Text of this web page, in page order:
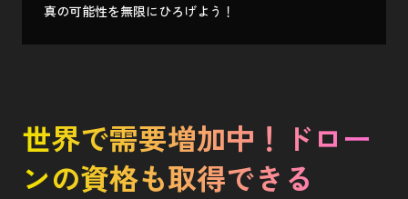
真の可能性を無限にひろげよう！
世界で需要増加中！ドロー
ンの資格も取得できる